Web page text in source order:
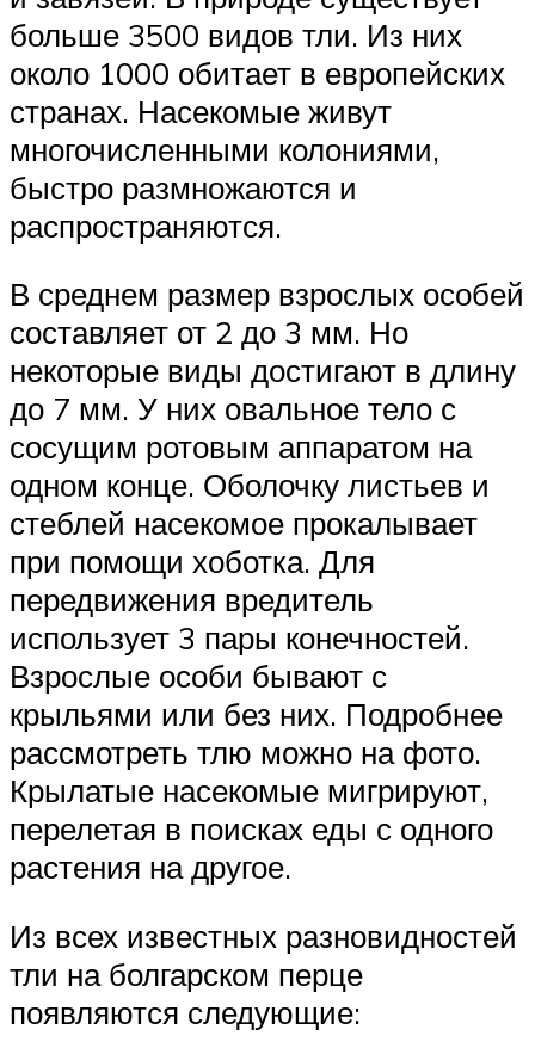
больше 3500 видов тли. Из них
около 1000 обитает в европейских
странах. Насекомые живут
многочисленными колониями,
быстро размножаются и
распространяются.
В среднем размер взрослых особей
составляет от 2 до 3 мм. Но
некоторые виды достигают в длину
до 7 мм. У них овальное тело с
сосущим ротовым аппаратом на
одном конце. Оболочку листьев и
стеблей насекомое прокалывает
при помощи хоботка. Для
передвижения вредитель
использует 3 пары конечностей.
Взрослые особи бывают с
крыльями или без них. Подробнее
рассмотреть тлю можно на фото.
Крылатые насекомые мигрируют,
перелетая в поисках еды с одного
растения на другое.
Из всех известных разновидностей
тли на болгарском перце
появляются следующие: